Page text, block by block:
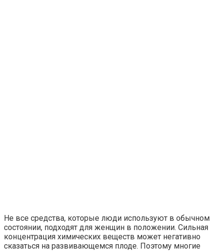
Не все средства, которые люди используют в обычном
состоянии, подходят для женщин в положении. Сильная
концентрация химических веществ может негативно
сказаться на развивающемся плоде. Поэтому многие